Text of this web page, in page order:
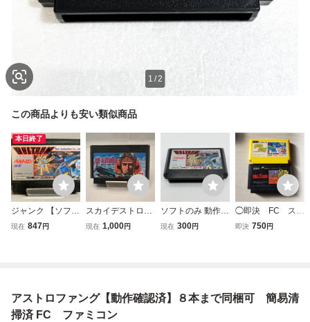
1 /2
この商品よりも安い類似商品
本日終了
ジャンク 【ソフト
のみ】ファミコン
現在 847円
スカイデストロイ
ヤー FC ファミコ
現在 1,000円
ソフトのみ 動作確
認済み バルトロン
現在 300円
◯即決 FC スタ
ーソルジャー エ
即決 750円
アストロファング【動作確認済】８本まで同梱可 簡易清
掃済 FC ファミコン